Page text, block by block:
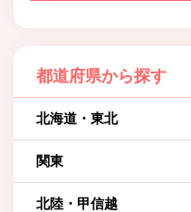
都道府県から探す
北海道・東北
関東
北陸・甲信越